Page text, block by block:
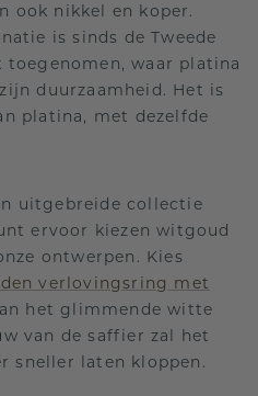
ook nikkel en koper.
is sinds de Tweede
waar platina
duurzaamheid. Het is
platina, met dezelfde
uitgebreide collectie
ervoor kiezen witgoud
ontwerpen. Kies
verlovingsring met
het glimmende witte
van de saffier zal het
sneller laten kloppen.